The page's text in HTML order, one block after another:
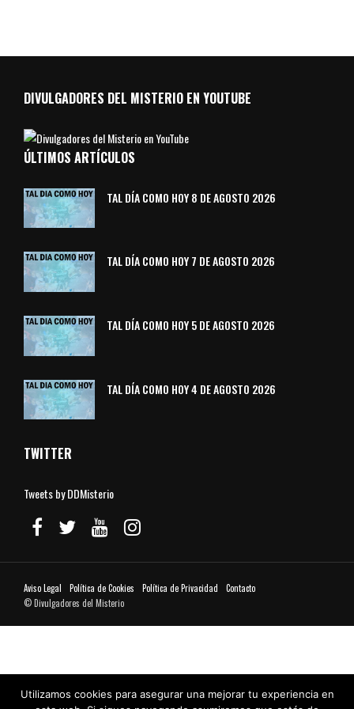
DIVULGADORES DEL MISTERIO EN YOUTUBE
ÚLTIMOS ARTÍCULOS
TAL DÍA COMO HOY 8 DE AGOSTO 2026
TAL DÍA COMO HOY 7 DE AGOSTO 2026
TAL DÍA COMO HOY 5 DE AGOSTO 2026
TAL DÍA COMO HOY 4 DE AGOSTO 2026
TWITTER
Tweets by DDMisterio
Aviso Legal Política de Cookies Política de Privacidad
Contacto
© Divulgadores del Misterio
Utilizamos cookies para asegurar una mejorar tu experiencia en